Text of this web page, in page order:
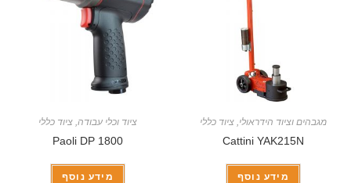
מגבהים וציוד הידראולי, ציוד כללי
Cattini YAK215N
מידע נוסף
ציוד וכלי עבודה, ציוד כללי
Paoli DP 1800
מידע נוסף